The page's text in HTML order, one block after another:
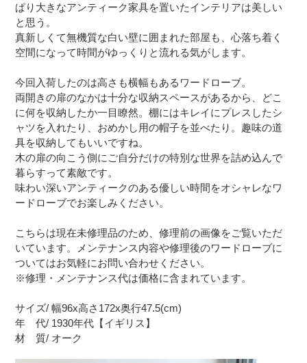
ぱり大きなアンティーク家具を置いたインテリアは美しい
と思う。
真新しくて無機質な白い壁に囲まれた部屋も、心落ち着く
空間になって時間がゆっくりと流れる気がします。
今回入荷したのは高さも横幅もあるワードローブ。
両開きの扉のなかは十分な収納スペースがあるから、どこ
に何を収納したか一目瞭然。棚にはキレイにプレスしたシ
ャツを入れたり、おめかし用の帽子を並べたり。趣味の道
具を収納してもいいですね。
木の扉の向こう側にご自分だけの特別な世界を詰め込んで
暮らすって素敵です。
味わい深いアンティークのある優しい時間をオシャレなワ
ードローブでお楽しみください。
こちらは現在未修理品のため、修理前の画像をご覧いただ
いています。メンテナンス内容や修理後のワードローブに
ついてはお気軽にお問い合わせください。
※修理・メンテナンス代は価格に含まれています。
サイズ/ 幅96x高さ172x奥行47.5(cm)
年 代/ 1930年代【イギリス】
材 質/ オーク